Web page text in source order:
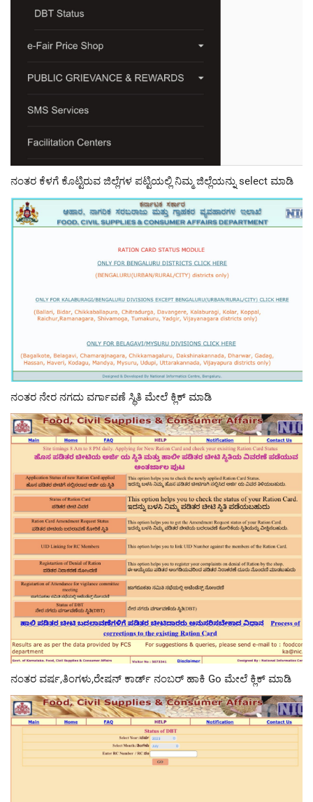
ನಂತರ ಕೆಳಗೆ ಕೊಟ್ಟಿರುವ ಜಿಲ್ಲೆಗಳ ಪಟ್ಟಿಯಲ್ಲಿ ನಿಮ್ಮ ಜಿಲ್ಲೆಯನ್ನು select ಮಾಡಿ
ನಂತರ ನೇರ ನಗದು ವರ್ಗಾವಣೆ ಸ್ಥಿತಿ ಮೇಲೆ ಕ್ಲಿಕ್ ಮಾಡಿ
ನಂತರ ವರ್ಷ,ತಿಂಗಳು,ರೇಷನ್ ಕಾರ್ಡ್ ನಂಬರ್ ಹಾಕಿ Go ಮೇಲೆ ಕ್ಲಿಕ್ ಮಾಡಿ